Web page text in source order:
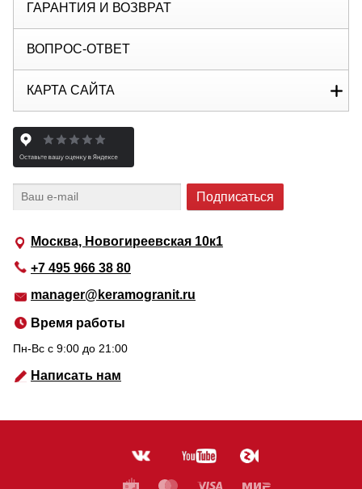
Москва, Новогиреевская 10к1
+7 495 966 38 80
manager@keramogranit.ru
Время работы
Пн-Вс c 9:00 до 21:00
Написать нам
ГАРАНТИЯ И ВОЗВРАТ
ВОПРОС-ОТВЕТ
КАРТА САЙТА